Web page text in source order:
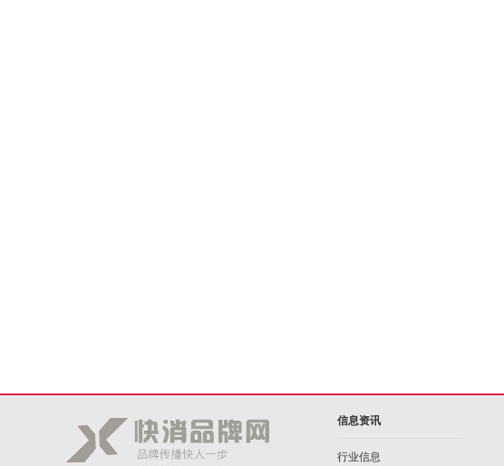
信息资讯
行业信息